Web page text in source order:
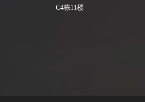
C4栋11楼